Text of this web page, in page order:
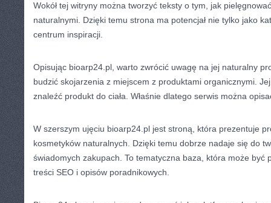
Wokół tej witryny można tworzyć teksty o tym, jak
naturalnymi. Dzięki temu strona ma potencjał nie tylko jako
centrum inspiracji.
Opisując bioarp24.pl, warto zwrócić uwagę na jej naturalny
budzić skojarzenia z miejscem z produktami organicznymi.
znaleźć produkt do ciała. Właśnie dlatego serwis można
W szerszym ujęciu bioarp24.pl jest stroną, która prezentuje
kosmetyków naturalnych. Dzięki temu dobrze nadaje się do
świadomych zakupach. To tematyczna baza, która może być
treści SEO i opisów poradnikowych.